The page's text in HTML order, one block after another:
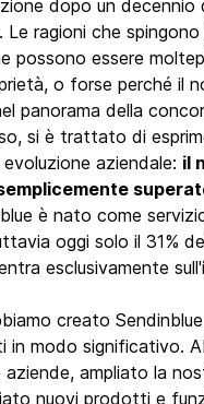
dopo un
ragioni che spingono
possono essere
o forse perché il
panorama della
si è trattato di
aziendale: il
è nato come
oggi solo il 31%
esclusivamente
creato
in modo significativo.
ampliato la
nuovi prodotti e